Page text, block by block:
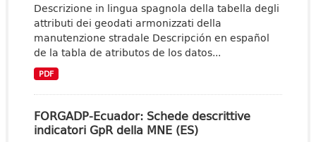
Descrizione in lingua spagnola della tabella degli
attributi dei geodati armonizzati della
manutenzione stradale Descripción en español
de la tabla de atributos de los datos...
PDF
FORGADP-Ecuador: Schede descrittive
indicatori GpR della MNE (ES)